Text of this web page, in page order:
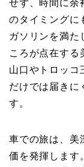
せず、時間に余
のタイミングに
ガソリンを満た
ころが点在する
山口やトロッコ
だけでは届きに
す。
車での旅は、美
価を発揮します